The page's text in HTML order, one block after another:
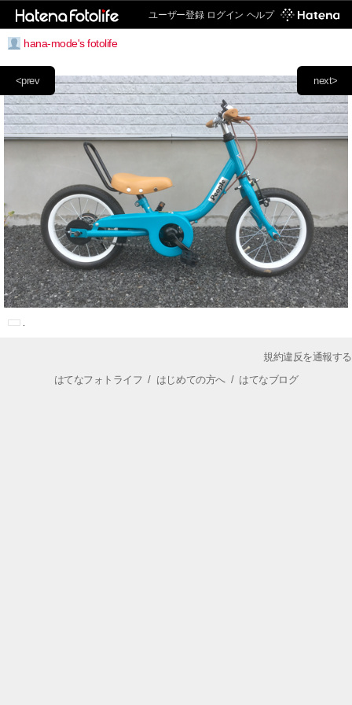
ユーザー登録 ログイン ヘルプ
hana-mode's fotolife
next>
<prev
規約違反を通報する
はてなフォトライフ / はじめての方へ/ はてなブログ